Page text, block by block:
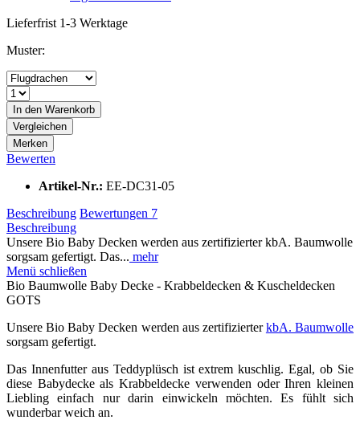
Lieferfrist 1-3 Werktage
Muster:
In den Warenkorb
Vergleichen
Merken
Bewerten
Artikel-Nr.: EE-DC31-05
Beschreibung Bewertungen 7
Beschreibung
Unsere Bio Baby Decken werden aus zertifizierter kbA. Baumwolle
sorgsam gefertigt. Das... mehr
Menü schließen
Bio Baumwolle Baby Decke - Krabbeldecken & Kuscheldecken
GOTS
Unsere Bio Baby Decken werden aus zertifizierterkbA. Baumwolle
sorgsam gefertigt.
Das Innenfutter aus Teddyplüsch ist extrem kuschlig. Egal, ob Sie
diese Babydecke als Krabbeldecke verwenden oder Ihren kleinen
Liebling einfach nur darin einwickeln möchten. Es fühlt sich
wunderbar weich an.